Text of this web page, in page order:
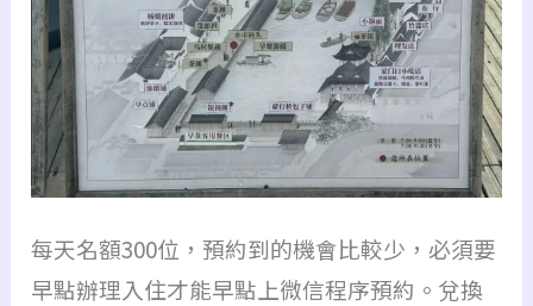
每天名額300位，預約到的機會比較少，必須要
早點辦理入住才能早點上微信程序預約。兌換